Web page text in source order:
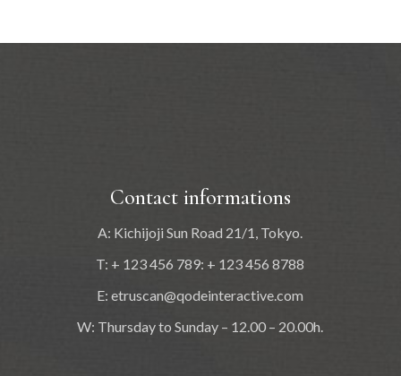
Contact informations
A: Kichijoji Sun Road 21/1, Tokyo.
T: + 123 456 789: + 123 456 8788
E:etruscan@qodeinteractive.com
W: Thursday to Sunday – 12.00 – 20.00h.